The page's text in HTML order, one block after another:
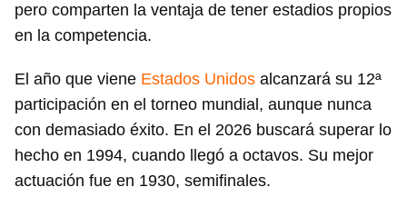
pero comparten la ventaja de tener estadios propios
en la competencia.
El año que viene Estados Unidos alcanzará su 12ª
participación en el torneo mundial, aunque nunca
con demasiado éxito. En el 2026 buscará superar lo
hecho en 1994, cuando llegó a octavos. Su mejor
actuación fue en 1930, semifinales.